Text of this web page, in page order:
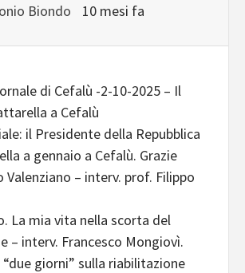
Biondo 10 mesi fa
di Cefalù -2-10-2025 – Il
a Cefalù
il Presidente della Repubblica
a gennaio a Cefalù. Grazie
Valenziano – interv. prof. Filippo
La mia vita nella scorta del
– interv. Francesco Mongiovì.
“due giorni” sulla riabilitazione